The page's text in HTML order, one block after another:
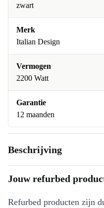
zwart
Merk
Italian Design
Vermogen
2200 Watt
Garantie
12 maanden
Beschrijving
Jouw refurbed
Refurbed producten zijn